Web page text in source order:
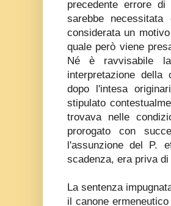
precedente errore
sarebbe
considerata un
quale però viene
Né è ravvisabile
interpretazione
dopo l'intesa
stipulato
trovava nelle
prorogato con
l'assunzione del P.
scadenza, era priva
La sentenza
il canone